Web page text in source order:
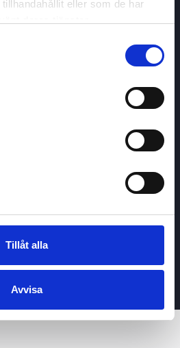
eller som de har
Tillåt alla
Avvisa